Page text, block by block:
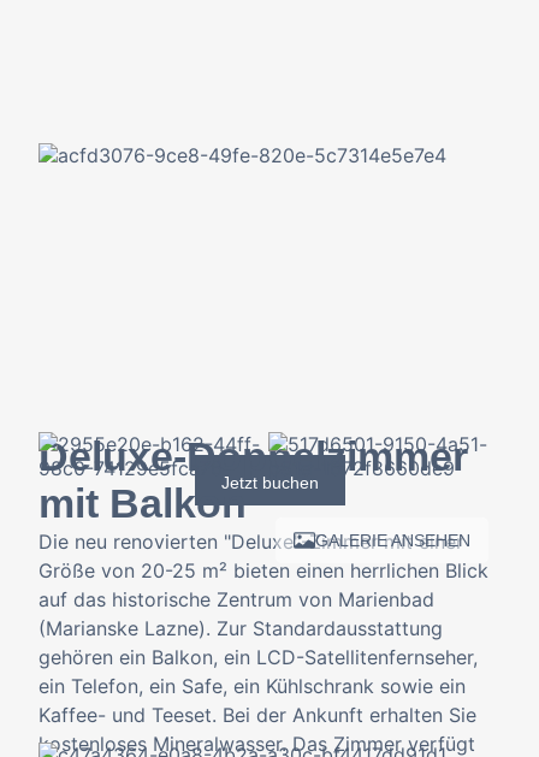
GALERIE ANSEHEN
Jetzt buchen
Deluxe-Doppelzimmer
mit Balkon
Die neu renovierten "Deluxe"-Zimmer mit einer
Größe von 20-25 m² bieten einen herrlichen Blick
auf das historische Zentrum von Marienbad
(Marianske Lazne). Zur Standardausstattung
gehören ein Balkon, ein LCD-Satellitenfernseher,
ein Telefon, ein Safe, ein Kühlschrank sowie ein
Kaffee- und Teeset. Bei der Ankunft erhalten Sie
kostenloses Mineralwasser. Das Zimmer verfügt